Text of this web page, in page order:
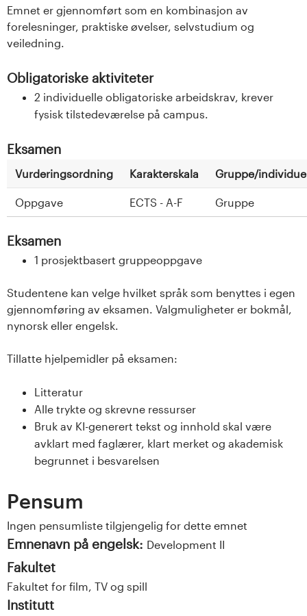
Emnet er gjennomført som en kombinasjon av
forelesninger, praktiske øvelser, selvstudium og
veiledning.
Obligatoriske aktiviteter
2 individuelle obligatoriske arbeidskrav, krever
fysisk tilstedeværelse på campus.
Eksamen
Vurderingsordning Karakterskala Gruppe/
Oppgave ECTS - A-F Gruppe
Eksamen
1 prosjektbasert gruppeoppgave
Studentene kan velge hvilket språk som benyttes i egen
gjennomføring av eksamen. Valgmuligheter er bokmål,
nynorsk eller engelsk.
Tillatte hjelpemidler på eksamen:
Litteratur
Alle trykte og skrevne ressurser
Bruk av KI-generert tekst og innhold skal være
avklart med faglærer, klart merket og akademisk
begrunnet i besvarelsen
Pensum
Ingen pensumliste tilgjengelig for dette emnet
Emnenavn på engelsk: Development II
Fakultet
Fakultet for film, TV og spill
Institutt